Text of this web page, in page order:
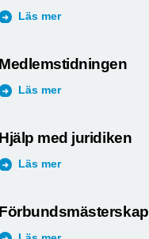
Läs mer
Medlemstidningen
Läs mer
Hjälp med juridiken
Läs mer
Förbundsmästerskap